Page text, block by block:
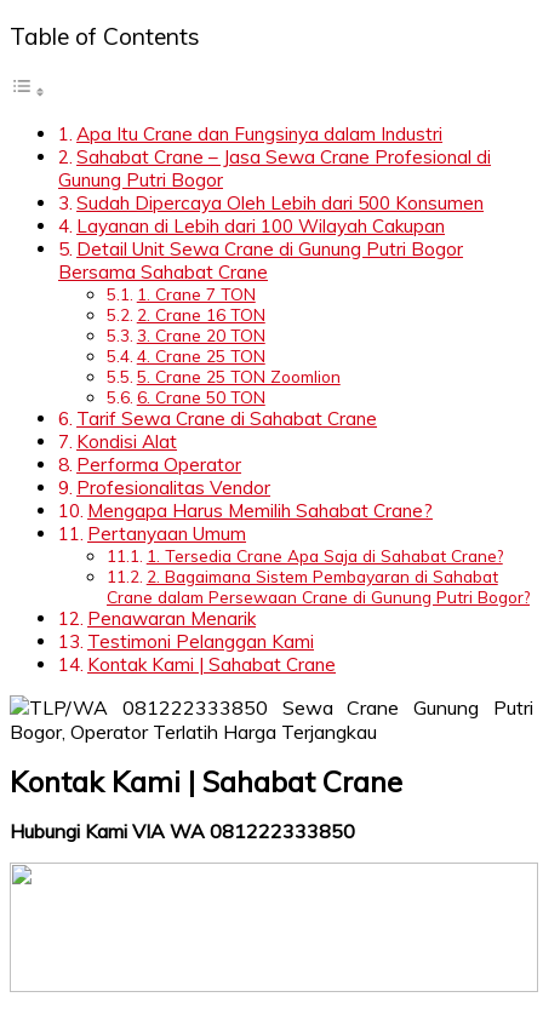
Table of Contents
Apa Itu Crane dan Fungsinya dalam Industri
Sahabat Crane – Jasa Sewa Crane Profesional di
Gunung Putri Bogor
Sudah Dipercaya Oleh Lebih dari 500 Konsumen
Layanan di Lebih dari 100 Wilayah Cakupan
Detail Unit Sewa Crane di Gunung Putri Bogor
Bersama Sahabat Crane
1. Crane 7 TON
2. Crane 16 TON
3. Crane 20 TON
4. Crane 25 TON
5. Crane 25 TON Zoomlion
6. Crane 50 TON
Tarif Sewa Crane di Sahabat Crane
Kondisi Alat
Performa Operator
Profesionalitas Vendor
Mengapa Harus Memilih Sahabat Crane?
Pertanyaan Umum
1. Tersedia Crane Apa Saja di Sahabat Crane?
2. Bagaimana Sistem Pembayaran di Sahabat
Crane dalam Persewaan Crane di Gunung Putri Bogor?
Penawaran Menarik
Testimoni Pelanggan Kami
Kontak Kami | Sahabat Crane
Kontak Kami | Sahabat Crane
Hubungi Kami VIA WA 081222333850